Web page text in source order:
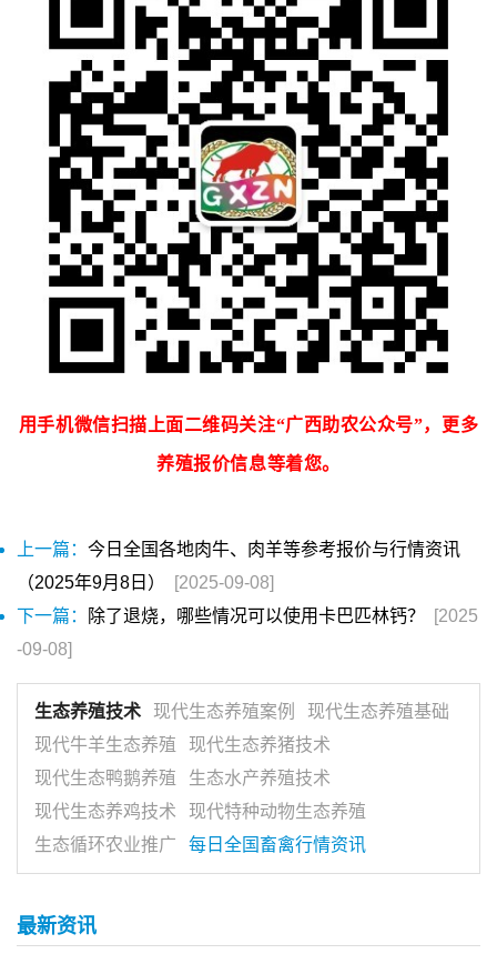
用手机微信扫描上面二维码关注“广西助农公众号”，更多
养殖报价信息等着您。
上一篇： 今日全国各地肉牛、肉羊等参考报价与行情资讯
（2025年9月8日）
[2025-09-08]
下一篇：
除了退烧，哪些情况可以使用卡巴匹林钙？
[2025
-09-08]
生态养殖技术 现代生态养殖案例
现代生态养殖基础
现代牛羊生态养殖
现代生态养猪技术
现代生态鸭鹅养殖
生态水产养殖技术
现代生态养鸡技术
现代特种动物生态养殖
生态循环农业推广
每日全国畜禽行情资讯
最新资讯